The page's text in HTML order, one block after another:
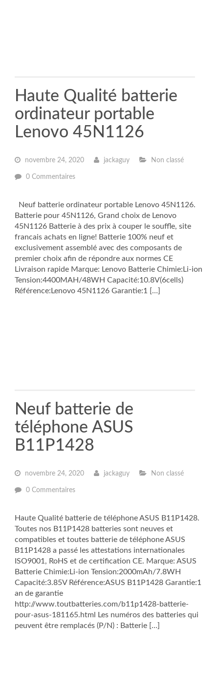
Haute Qualité batterie
ordinateur portable
Lenovo 45N1126
novembre 24, 2020 jackaguy Non classé
0 Commentaires
Neuf batterie ordinateur portable Lenovo 45N1126.
Batterie pour 45N1126, Grand choix de Lenovo
45N1126 Batterie à des prix à couper le souffle, site
francais achats en ligne! Batterie 100% neuf et
exclusivement assemblé avec des composants de
premier choix afin de répondre aux normes CE
Livraison rapide Marque: Lenovo Batterie Chimie:Li-ion
Tension:4400MAH/48WH Capacité:10.8V(6cells)
Référence:Lenovo 45N1126 Garantie:1 […]
Neuf batterie de
téléphone ASUS
B11P1428
novembre 24, 2020 jackaguy Non classé
0 Commentaires
Haute Qualité batterie de téléphone ASUS B11P1428.
Toutes nos B11P1428 batteries sont neuves et
compatibles et toutes batterie de téléphone ASUS
B11P1428 a passé les attestations internationales
ISO9001, RoHS et de certification CE. Marque: ASUS
Batterie Chimie:Li-ion Tension:2000mAh/7.8WH
Capacité:3.85V Référence:ASUS B11P1428 Garantie:1
an de garantie
http://www.toutbatteries.com/b11p1428-batterie-
pour-asus-181165.html Les numéros des batteries qui
peuvent être remplacés (P/N) : Batterie […]